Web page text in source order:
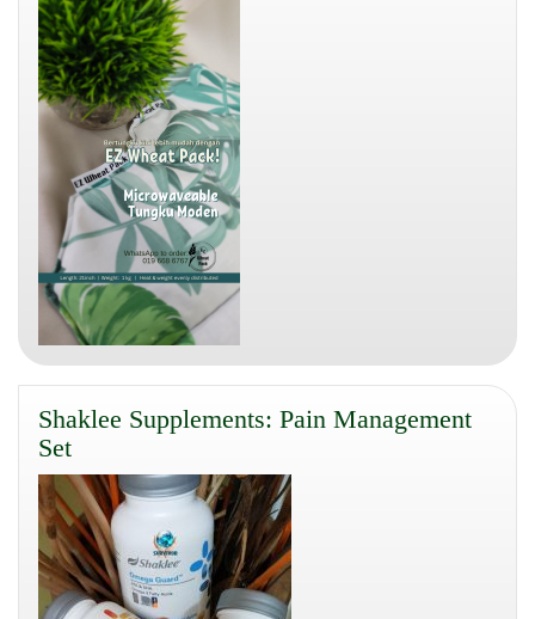
Shaklee Supplements: Pain Management
Set